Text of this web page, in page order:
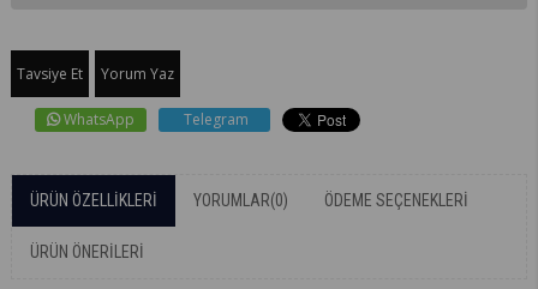
Tavsiye Et Yorum Yaz
WhatsApp Telegram
ÜRÜN ÖZELLIKLERI YORUMLAR(0) ÖDEME SEÇENEKLERI
ÜRÜN ÖNERILERI